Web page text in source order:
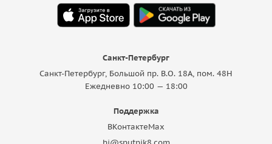
Санкт-Петербург
Санкт-Петербург, Большой пр. В.О. 18A, пом. 48Н
Ежедневно 10:00 — 18:00
Поддержка
ВКонтактеMax